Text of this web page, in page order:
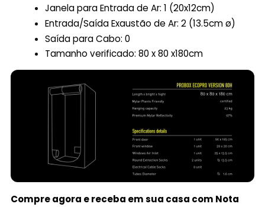
Janela para Entrada de Ar: 1 (20x12cm)
Entrada/Saída Exaustão de Ar: 2 (13.5cm ø)
Saída para Cabo: 0
Tamanho verificado: 80 x 80 x180cm
Compre agora e receba em sua casa com Nota